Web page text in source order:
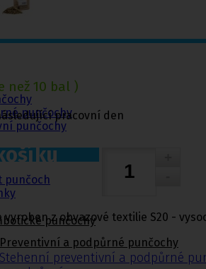
punčochy
punčochy
punčoch
punčochy
Preventivní a podpůrné punčochy
Stehenní preventivní a podpůrné
než 10 bal )
pracovní den
z obvazové textilie S20 -